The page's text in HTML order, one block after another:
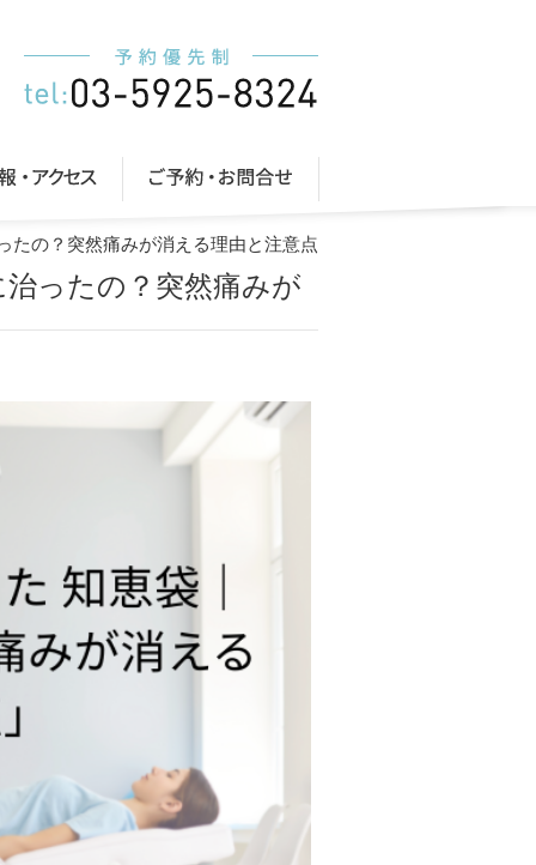
たの？突然痛みが消える理由と注意点
ったの？突然痛みが